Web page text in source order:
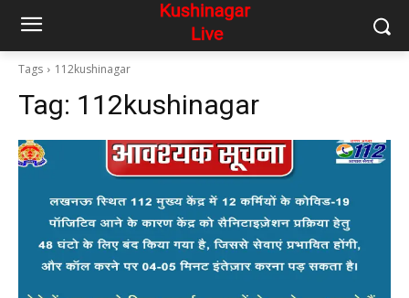
Tags 112kushinagar
Tag: 112kushinagar